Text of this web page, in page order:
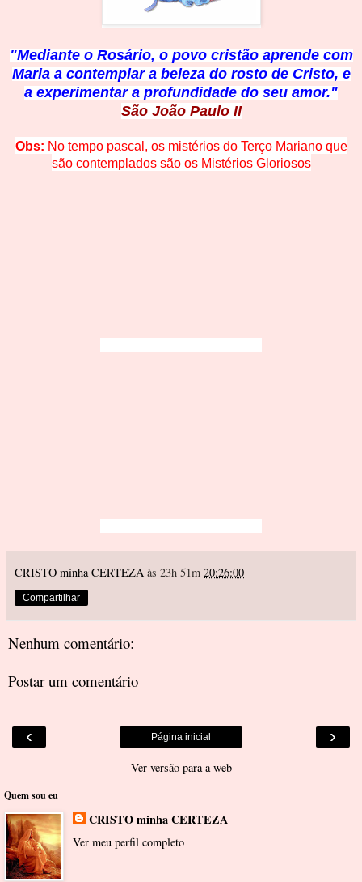
"Mediante o Rosário, o povo cristão aprende com
Maria a contemplar a beleza do rosto de Cristo, e
a experimentar a profundidade do seu amor."
São João Paulo II
Obs: No tempo pascal, os mistérios do Terço Mariano que
são contemplados são os Mistérios Gloriosos
CRISTO minha CERTEZA às 23h 51m 20:26:00
Compartilhar
Nenhum comentário:
Postar um comentário
‹ ›
Página inicial
Ver versão para a web
Quem sou eu
CRISTO minha CERTEZA
Ver meu perfil completo